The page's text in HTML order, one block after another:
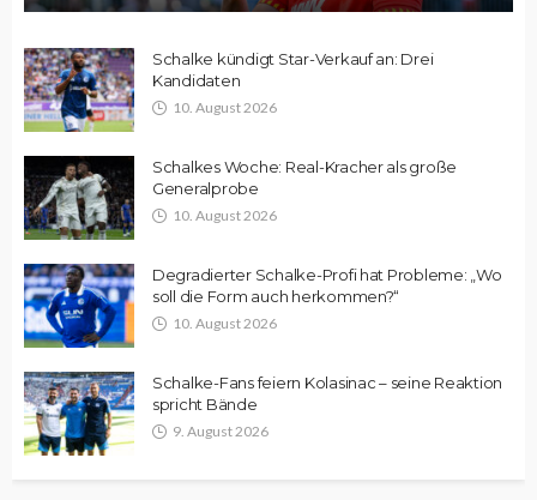
Schalke kündigt Star-Verkauf an: Drei
Kandidaten
10. August 2026
Schalkes Woche: Real-Kracher als große
Generalprobe
10. August 2026
Degradierter Schalke-Profi hat Probleme: „Wo
soll die Form auch herkommen?“
10. August 2026
Schalke-Fans feiern Kolasinac – seine Reaktion
spricht Bände
9. August 2026